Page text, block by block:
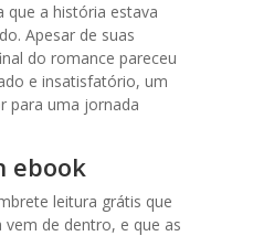
que a história estava
Apesar de suas
do romance pareceu
e insatisfatório, um
para uma jornada
ebook
leitura grátis que
vem de dentro, e que as